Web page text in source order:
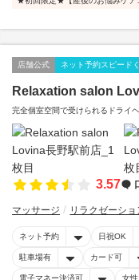
店舗公式 ネット予約スピード
Relaxation salon
完全個室空間で受けられるドライ
3.57
マッサージ リラクゼーシ
ネット予約 日祝OK
駐車場有 カード可
電子マネー決済可 女